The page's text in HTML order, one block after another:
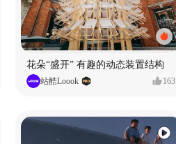
花朵“盛开” 有趣的动态装置结构
站酷Loook 163